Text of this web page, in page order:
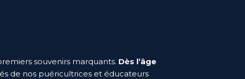
souvenirs marquants. Dès l’âge
de nos puéricultrices et éducateurs